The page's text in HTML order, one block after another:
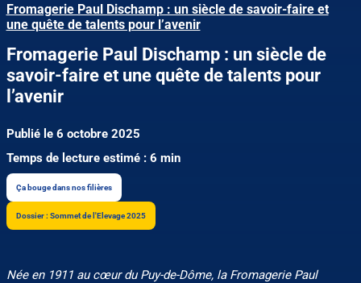
Fromagerie Paul Dischamp : un siècle de savoir-faire et
une quête de talents pour l’avenir
Fromagerie Paul Dischamp : un siècle de
savoir-faire et une quête de talents pour
l’avenir
Publié le 6 octobre 2025
Temps de lecture estimé : 6 min
Ça bouge dans nos filières
Dossier : Sommet de l'Elevage 2025
Née en 1911 au cœur du Puy-de-Dôme, la Fromagerie Paul